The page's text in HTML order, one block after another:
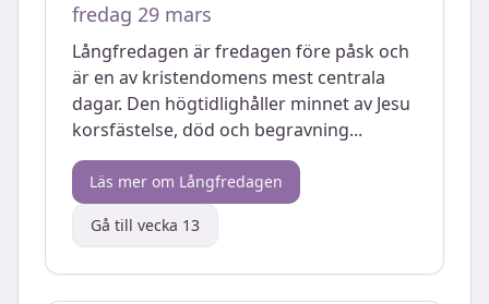
fredag 29 mars
Långfredagen är fredagen före påsk och
är en av kristendomens mest centrala
dagar. Den högtidlighåller minnet av Jesu
korsfästelse, död och begravning...
Läs mer om Långfredagen
Gå till vecka 13